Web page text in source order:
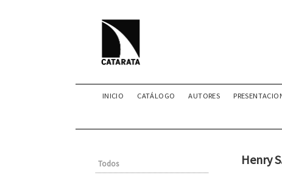
INICIO CATÁLOGO AUTORES
Todos
Henry